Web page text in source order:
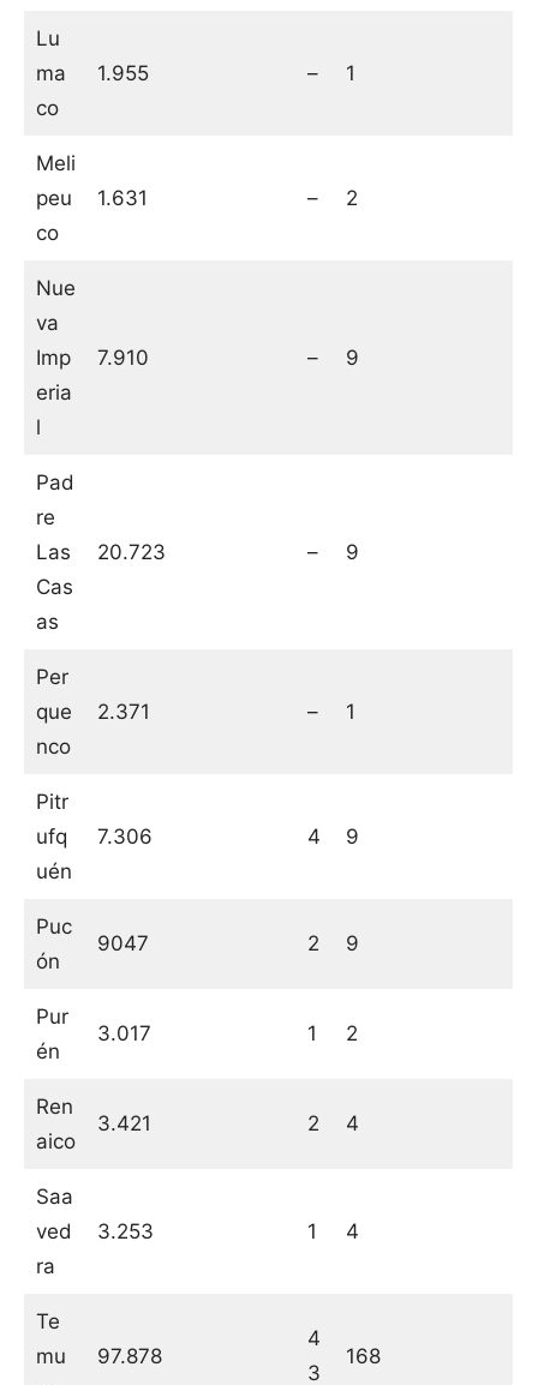
Lu
ma
co
1.955 – 1
Meli
peu
co
1.631 – 2
Nue
va
Imp
eria
l
7.910 – 9
Pad
re
Las
Cas
as
20.723 – 9
Per
que
nco
2.371 – 1
Pitr
ufq
uén
7.306 4 9
Puc
ón
9047 2 9
Pur
én
3.017 1 2
Ren
aico
3.421 2 4
Saa
ved
ra
3.253 1 4
Te
mu
97.878
4
3
168